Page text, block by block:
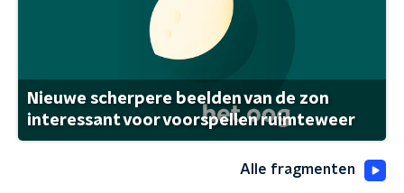
Nieuwe scherpere beelden van de zon
interessant voor voorspellen ruimteweer
Alle fragmenten